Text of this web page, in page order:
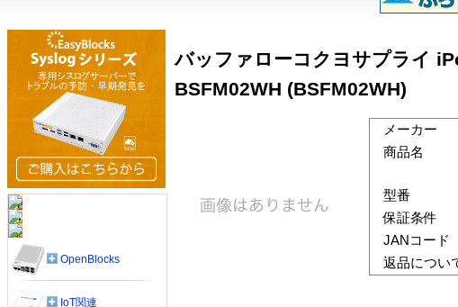
バッファローコクヨサプライ
BSFM02WH (BSFM02WH)
メーカー
商品名
型番
保証条件
JANコード
返品につい
OpenBlocks
IoT関連